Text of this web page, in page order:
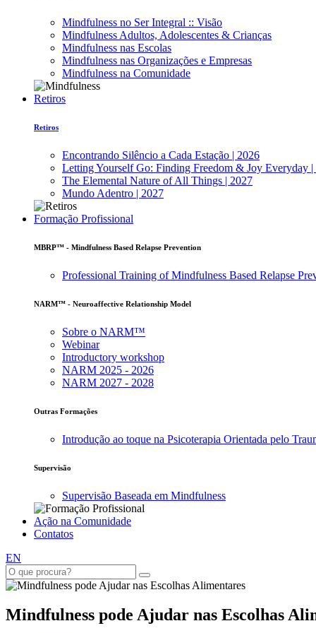
Mindfulness no Ser Integral :: Visão
Mindfulness Adultos, Adolescentes & Crianças
Mindfulness nas Escolas
Mindfulness nas Organizações e Empresas
Mindfulness na Comunidade
Retiros
Retiros
Encontrando Silêncio a Cada Estação | 2026
Letting Yourself Go: Finding Freedom & Joy Everyday |
The Elemental Nature of All Things | 2027
Mundo Adentro | 2027
Formação Profissional
MBRP™ - Mindfulness Based Relapse Prevention
Professional Training of Mindfulness Based Relapse
NARM™ - Neuroaffective Relationship Model
Sobre o NARM™
Webinar
Introductory workshop
NARM 2025 - 2026
NARM 2027 - 2028
Outras Formações
Introdução ao toque na Psicoterapia Orientada pelo
Supervisão
Supervisão Baseada em Mindfulness
Ação na Comunidade
Contatos
EN
Mindfulness pode Ajudar nas Escolhas